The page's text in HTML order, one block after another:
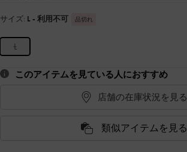
サイズ: L - 利用不可 品切れ
L
このアイテムを見ている人におすすめ
店舗の在庫状況を見る
類似アイテムを見る